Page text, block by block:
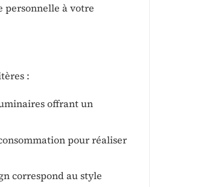
personnelle à votre
:
offrant un
pour réaliser
correspond au style